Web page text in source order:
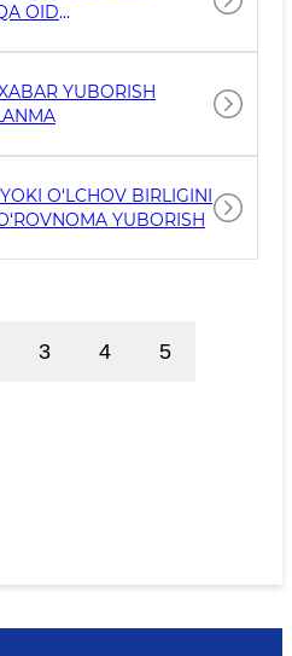
OID
QOʻLLANMA
YUBORISH
O‘LCHOV BIRLIGINI
YUBORISH
3 4 5